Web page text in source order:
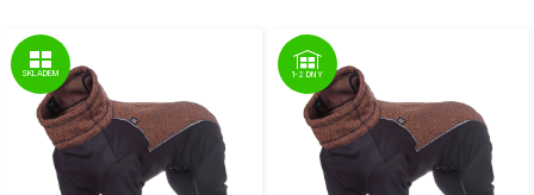
SKLADEM 1-2 DNY